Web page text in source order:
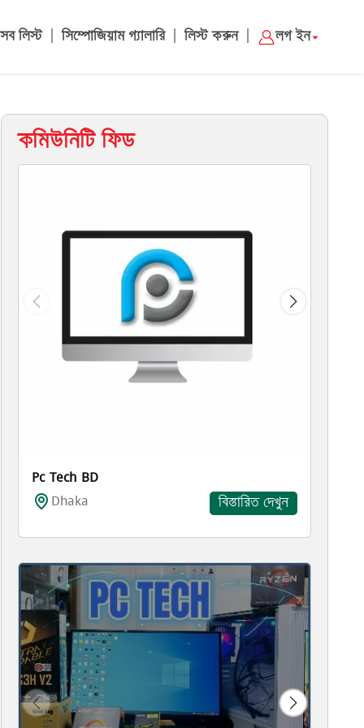
সব লিস্ট সিম্পোজিয়াম গ্যালারি লিস্ট করুন লগ ইন
কমিউনিটি ফিড
Pc Tech BD
Dhaka
বিস্তারিত দেখুন